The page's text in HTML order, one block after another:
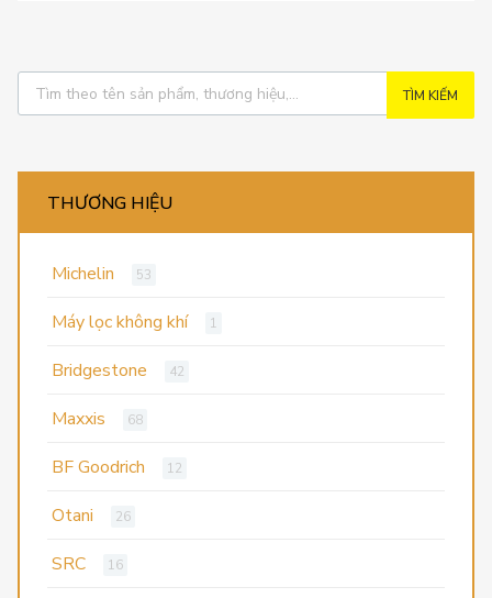
TÌM KIẾM
THƯƠNG HIỆU
Michelin 53
Máy lọc không khí 1
Bridgestone 42
Maxxis 68
BF Goodrich 12
Otani 26
SRC 16